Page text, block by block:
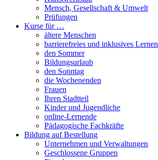
Mensch, Gesellschaft & Umwelt
Prüfungen
Kurse für …
ältere Menschen
barrierefreies und inklusives Lernen
den Sommer
Bildungsurlaub
den Sonntag
die Wochenenden
Frauen
Ihren Stadtteil
Kinder und Jugendliche
online-Lernende
Pädagogische Fachkräfte
Bildung auf Bestellung
Unternehmen und Verwaltungen
Geschlossene Gruppen